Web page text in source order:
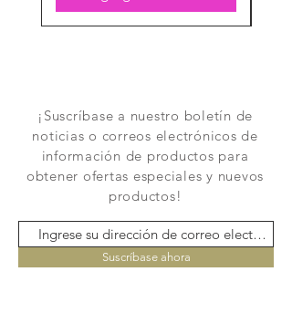
¡Suscríbase a nuestro boletín de
noticias o correos electrónicos de
información de productos para
obtener ofertas especiales y nuevos
productos!
Suscríbase ahora